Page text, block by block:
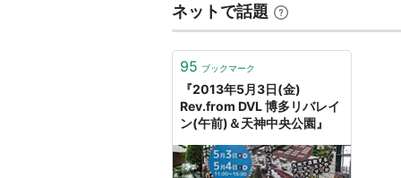
ネットで話題
95 ブックマーク
『2013年5月3日(金)
Rev.from DVL 博多リバレイ
ン(午前)＆天神中央公園』